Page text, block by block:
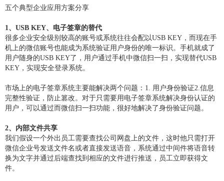
五个典型企业应用方案分享
1、USB KEY、电子签章的替代
很多企业安全级别较高的账号或系统往往会配以USB KEY，而现在手
机上的微信账号也能成为系统验证用户身份的唯一标识。手机就成了
用户随身的USB KEY了，用户通过手机中微信扫一扫，实现替代USB
KEY，实现安全登录系统。
市场上的电子签章系统主要能解决两个问题：1. 用户身份验证2.信息
完整性验证，防止篡改。对于只需要用电子签章系统解决身份认证的
用户，可以通过而微信扫一扫功能，很好地解决了身份验证问题。
2、内部文件共享
我们假设一个外出员工需要查找公司网盘上的文件，这时他只需打开
微信企业号发送文件名或者直接发送语音，系统通过中间件将语音转
换为文字并通过后端查找到相应的文件进行推送，员工立即获得文
件。